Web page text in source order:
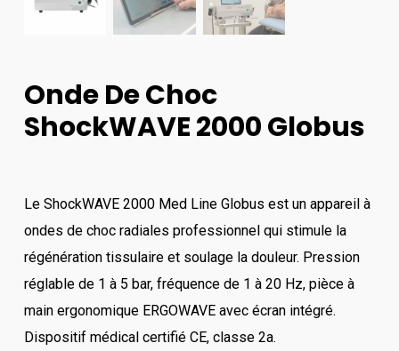
Onde De Choc
ShockWAVE 2000 Globus
Le ShockWAVE 2000 Med Line Globus est un appareil à
ondes de choc radiales professionnel qui stimule la
régénération tissulaire et soulage la douleur. Pression
réglable de 1 à 5 bar, fréquence de 1 à 20 Hz, pièce à
main ergonomique ERGOWAVE avec écran intégré.
Dispositif médical certifié CE, classe 2a.